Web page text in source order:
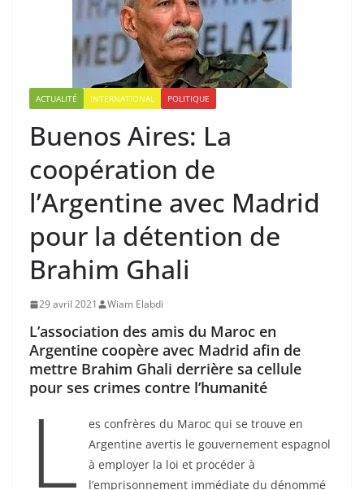
ACTUALITÉ INTERNATIONAL POLITIQUE
Buenos Aires: La
coopération de
l’Argentine avec Madrid
pour la détention de
Brahim Ghali
29 avril 2021 Wiam Elabdi
L’association des amis du Maroc en
Argentine coopère avec Madrid afin de
mettre Brahim Ghali derrière sa cellule
pour ses crimes contre l’humanité
L
es confrères du Maroc qui se trouve en
Argentine avertis le gouvernement espagnol
à employer la loi et procéder à
l’emprisonnement immédiate du dénommé